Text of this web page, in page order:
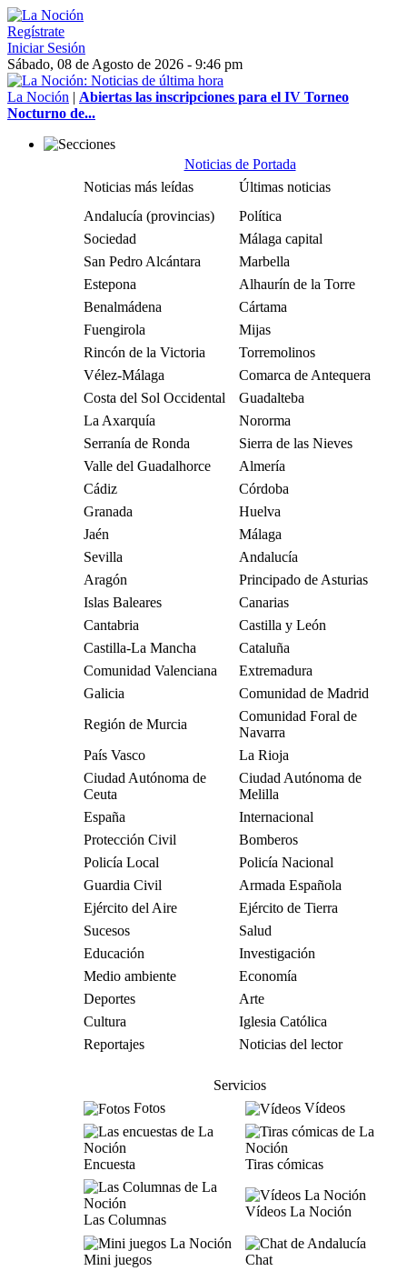
Regístrate
Iniciar Sesión
Sábado, 08 de Agosto de 2026 - 9:46 pm
La Noción | Abiertas las inscripciones para el IV Torneo
Nocturno de...
Noticias de Portada
Noticias más leídas
Últimas noticias
Andalucía (provincias)
Política
Sociedad
Málaga capital
San Pedro Alcántara
Marbella
Estepona
Alhaurín de la Torre
Benalmádena
Cártama
Fuengirola
Mijas
Rincón de la Victoria
Torremolinos
Vélez-Málaga
Comarca de Antequera
Costa del Sol Occidental
Guadalteba
La Axarquía
Nororma
Serranía de Ronda
Sierra de las Nieves
Valle del Guadalhorce
Almería
Cádiz
Córdoba
Granada
Huelva
Jaén
Málaga
Sevilla
Andalucía
Aragón
Principado de Asturias
Islas Baleares
Canarias
Cantabria
Castilla y León
Castilla-La Mancha
Cataluña
Comunidad Valenciana
Extremadura
Galicia
Comunidad de Madrid
Región de Murcia
Comunidad Foral de
Navarra
País Vasco
La Rioja
Ciudad Autónoma de
Ceuta
Ciudad Autónoma de
Melilla
España
Internacional
Protección Civil
Bomberos
Policía Local
Policía Nacional
Guardia Civil
Armada Española
Ejército del Aire
Ejército de Tierra
Sucesos
Salud
Educación
Investigación
Medio ambiente
Economía
Deportes
Arte
Cultura
Iglesia Católica
Reportajes
Noticias del lector
Servicios
Fotos
Vídeos
Encuesta Tiras cómicas
Las Columnas
Vídeos La Noción
Mini juegos
Chat